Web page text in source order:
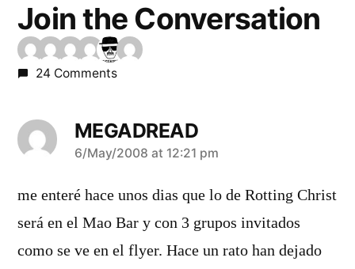
Join the Conversation
24 Comments
MEGADREAD
says:
6/May/2008 at 12:21 pm
me enteré hace unos dias que lo de Rotting Christ
será en el Mao Bar y con 3 grupos invitados
como se ve en el flyer. Hace un rato han dejado